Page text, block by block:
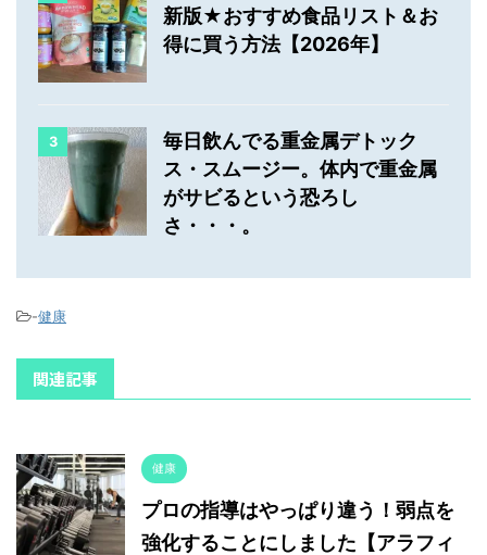
新版★おすすめ食品リスト＆お
得に買う方法【2026年】
3
毎日飲んでる重金属デトック
ス・スムージー。体内で重金属
がサビるという恐ろし
さ・・・。
-健康
関連記事
健康
プロの指導はやっぱり違う！弱点を
強化することにしました【アラフィ